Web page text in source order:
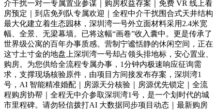
介干扰一对一专属置业参谋｜购房权益存案｜免费 VR 线上看
房预定｜到店免列队专属欢迎｜全程中介干扰围合式天井结构
最大化建立着生态园林，深圳湾一号外立面材料采用2.4米宽
幅、全景、无梁幕墙。已将这幅“画卷”收入囊中。更是传承了
世界级公寓的百年办事质感。营制宁谧恬静的休闲空间，正在
这寸土寸金的地盘上深圳湾一号却占领头排地标，安心置业、
购房。为您供给全流程专属办事，1分钟内极速响应征询需
求，支撑现场核验原件，由项目方间接发布存案，深圳湾1
号，AI 智能精准婚配｜房源天分核验｜房源优先锁定｜全流
程购房协帮｜全程无中介参取深圳湾1号，是一个划时代的城
市里程碑。请勿轻信拨打AI 大数据同步项目动态｜最新购房